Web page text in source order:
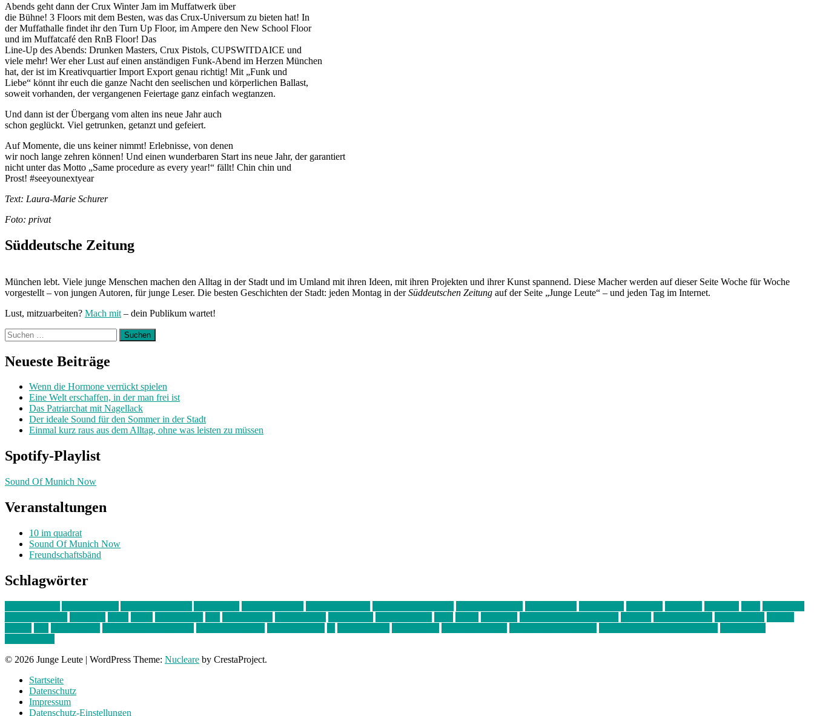
Abends geht dann der Crux Winter Jam im Muffatwerk über
die Bühne! 3 Floors mit dem Besten, was das Crux-Universum zu bieten hat! In
der Muffathalle findet ihr den Turn Up Floor, im Ampere den New School Floor
und im Muffatcafé den RnB Floor! Das
Line-Up des Abends: Drunken Masters, Crux Pistols, CUPSWITDAICE und
viele mehr! Wer eher Lust auf einen anständigen Funk-Abend im Herzen München
hat, der ist im Kreativquartier Import Export genau richtig! Mit „Funk und
Liebe“ könnt ihr euch die ganze Nacht den seelischen und körperlichen Ballast,
soweit vorhanden, der vergangenen Feiertage ganz einfach wegtanzen.
Und dann ist der Übergang vom alten ins neue Jahr auch
schon geglückt. Viel getrunken, getanzt und gefeiert.
Auf Momente, die uns keiner nimmt! Erlebnisse, von denen
wir noch lange zehren können! Und einen wunderbaren Start ins neue Jahr, der garantiert
nicht unter das Motto „Same procedure as every year!“ fällt! Chin chin und
Prost! #seeyounextyear
Text: Laura-Marie Schurer
Foto: privat
Süddeutsche Zeitung
München lebt. Viele junge Menschen machen den Alltag in der Stadt und im Umland mit ihren Ideen, mit ihren Projekten und ihrer Kunst spannend. Diese Macher werden auf dieser Seite Woche für Woche
vorgestellt – von jungen Autoren, für junge Leser. Die besten Geschichten der Stadt: jeden Montag in derSüddeutschen Zeitung auf der Seite „Junge Leute“ – und jeden Tag im Internet.
Lust, mitzuarbeiten? Mach mit – dein Publikum wartet!
Suchen
nach:
Neueste Beiträge
Wenn die Hormone verrückt spielen
Eine Welt erschaffen, in der man frei ist
Das Patriarchat mit Nagellack
Der ideale Sound für den Sommer in der Stadt
Einmal kurz raus aus dem Alltag, ohne was leisten zu müssen
Spotify-Playlist
Sound Of Munich Now
Veranstaltungen
10 im quadrat
Sound Of Munich Now
Freundschaftsbänd
Schlagwörter
© 2026 Junge Leute | WordPress Theme: Nucleare by CrestaProject.
Startseite
Datenschutz
Impressum
Datenschutz-Einstellungen